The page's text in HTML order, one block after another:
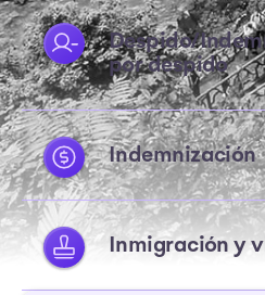
Despido/
por despido
Indemnización
Inmigración y